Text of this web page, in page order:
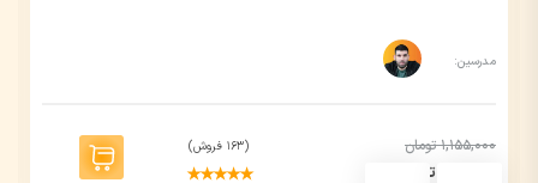
مدرسین:
1,155,000 تومان (163 فروش)